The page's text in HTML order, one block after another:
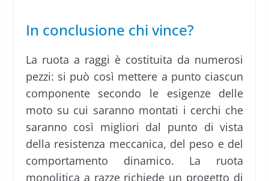
In conclusione chi vince?
La ruota a raggi è costituita da numerosi
pezzi: si può così mettere a punto ciascun
componente secondo le esigenze delle
moto su cui saranno montati i cerchi che
saranno così migliori dal punto di vista
della resistenza meccanica, del peso e del
comportamento dinamico. La ruota
monolitica a razze richiede un progetto di